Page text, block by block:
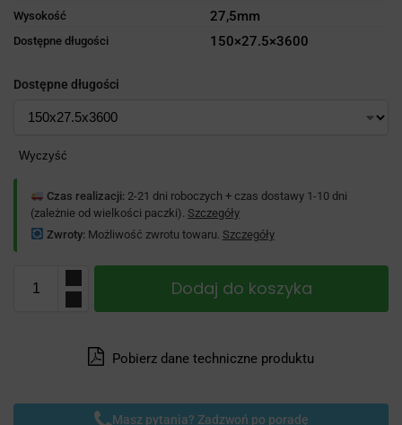
Wysokość 27,5mm
Dostępne długości 150×27.5×3600
Dostępne długości
Wyczyść
Czas realizacji:2-21 dni roboczych + czas dostawy 1-10 dni
(zależnie od wielkości paczki). Szczegóły
Zwroty:Możliwość zwrotu towaru. Szczegóły
Dodaj do koszyka
Pobierz dane techniczne produktu
Masz pytania? Zadzwoń po poradę